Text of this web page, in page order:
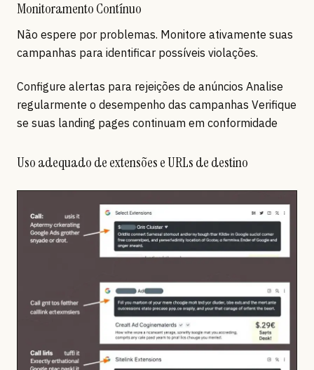
Monitoramento Contínuo
Não espere por problemas. Monitore ativamente suas
campanhas para identificar possíveis violações.
Configure alertas para rejeições de anúncios Analise
regularmente o desempenho das campanhas Verifique
se suas landing pages continuam em conformidade
Uso adequado de extensões e URLs de destino